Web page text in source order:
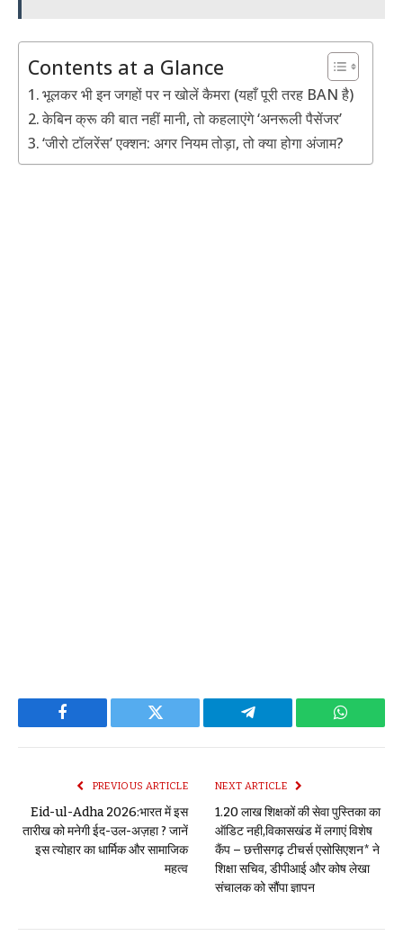
Contents at a Glance
भूलकर भी इन जगहों पर न खोलें कैमरा (यहाँ पूरी तरह BAN है)
केबिन क्रू की बात नहीं मानी, तो कहलाएंगे ‘अनरूली पैसेंजर’
‘जीरो टॉलरेंस’ एक्शन: अगर नियम तोड़ा, तो क्या होगा अंजाम?
Facebook Twitter Telegram
PREVIOUS ARTICLE
Eid-ul-Adha 2026:भारत में इस
तारीख को मनेगी ईद-उल-अज़हा ? जानें
इस त्योहार का धार्मिक और सामाजिक
महत्व
NEXT ARTICLE
1.20 लाख शिक्षकों की सेवा पुस्तिका का
ऑडिट नही,विकासखंड में लगाएं विशेष
कैंप – छत्तीसगढ़ टीचर्स एसोसिएशन* ने
शिक्षा सचिव, डीपीआई और कोष लेखा
संचालक को सौंपा ज्ञापन